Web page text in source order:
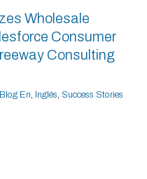
Wholesale
Consumer
Consulting
Blog En Inglés Success Stories